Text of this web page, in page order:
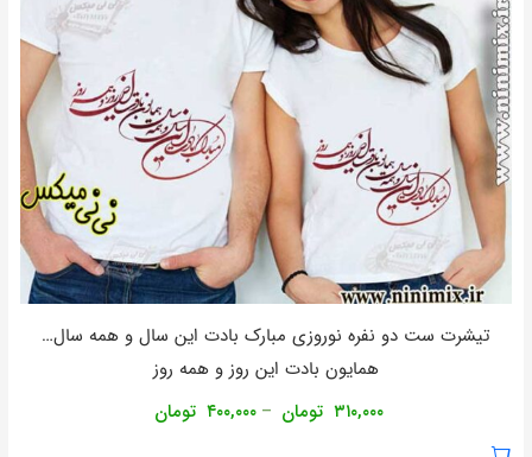
تیشرت ست دو نفره نوروزی مبارک بادت اين سال و همه سال…
همايون بادت اين روز و همه روز
۳۱۰,۰۰۰ تومان – ۴۰۰,۰۰۰ تومان